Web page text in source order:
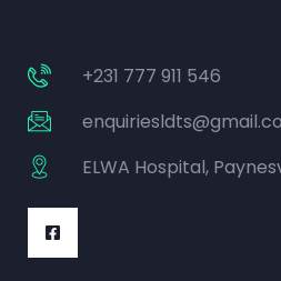
+231 777 911 546
ELWA Hospital,